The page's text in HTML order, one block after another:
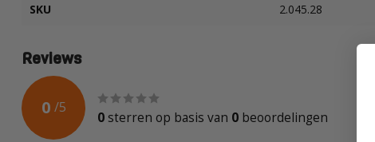
SKU 2.045.28
Reviews
0 /5
0 sterren op basis van 0 beoordelingen